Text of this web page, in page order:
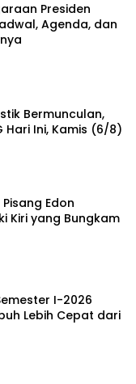
Presiden
Agenda, dan
Bermunculan,
Hari Ini, Kamis (6/8)
Edon
Kiri yang Bungkam
I-2026
Lebih Cepat dari